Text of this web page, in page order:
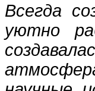
Всегда
уютно